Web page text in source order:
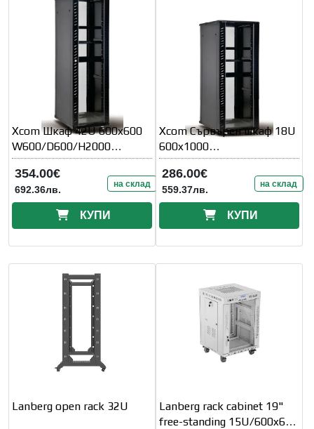
Xcom Шкаф 42U 600x600
W600/D600/H2000
Стъклена врата
354.00€
692.36лв. на склад
КУПИ
Xcom Сървърен шкаф 18U
600x1000
W600/D1000/H1000
286.00€
559.37лв. на склад
КУПИ
Lanberg open rack 32U
Lanberg rack cabinet 19"
free-standing 15U/600x600